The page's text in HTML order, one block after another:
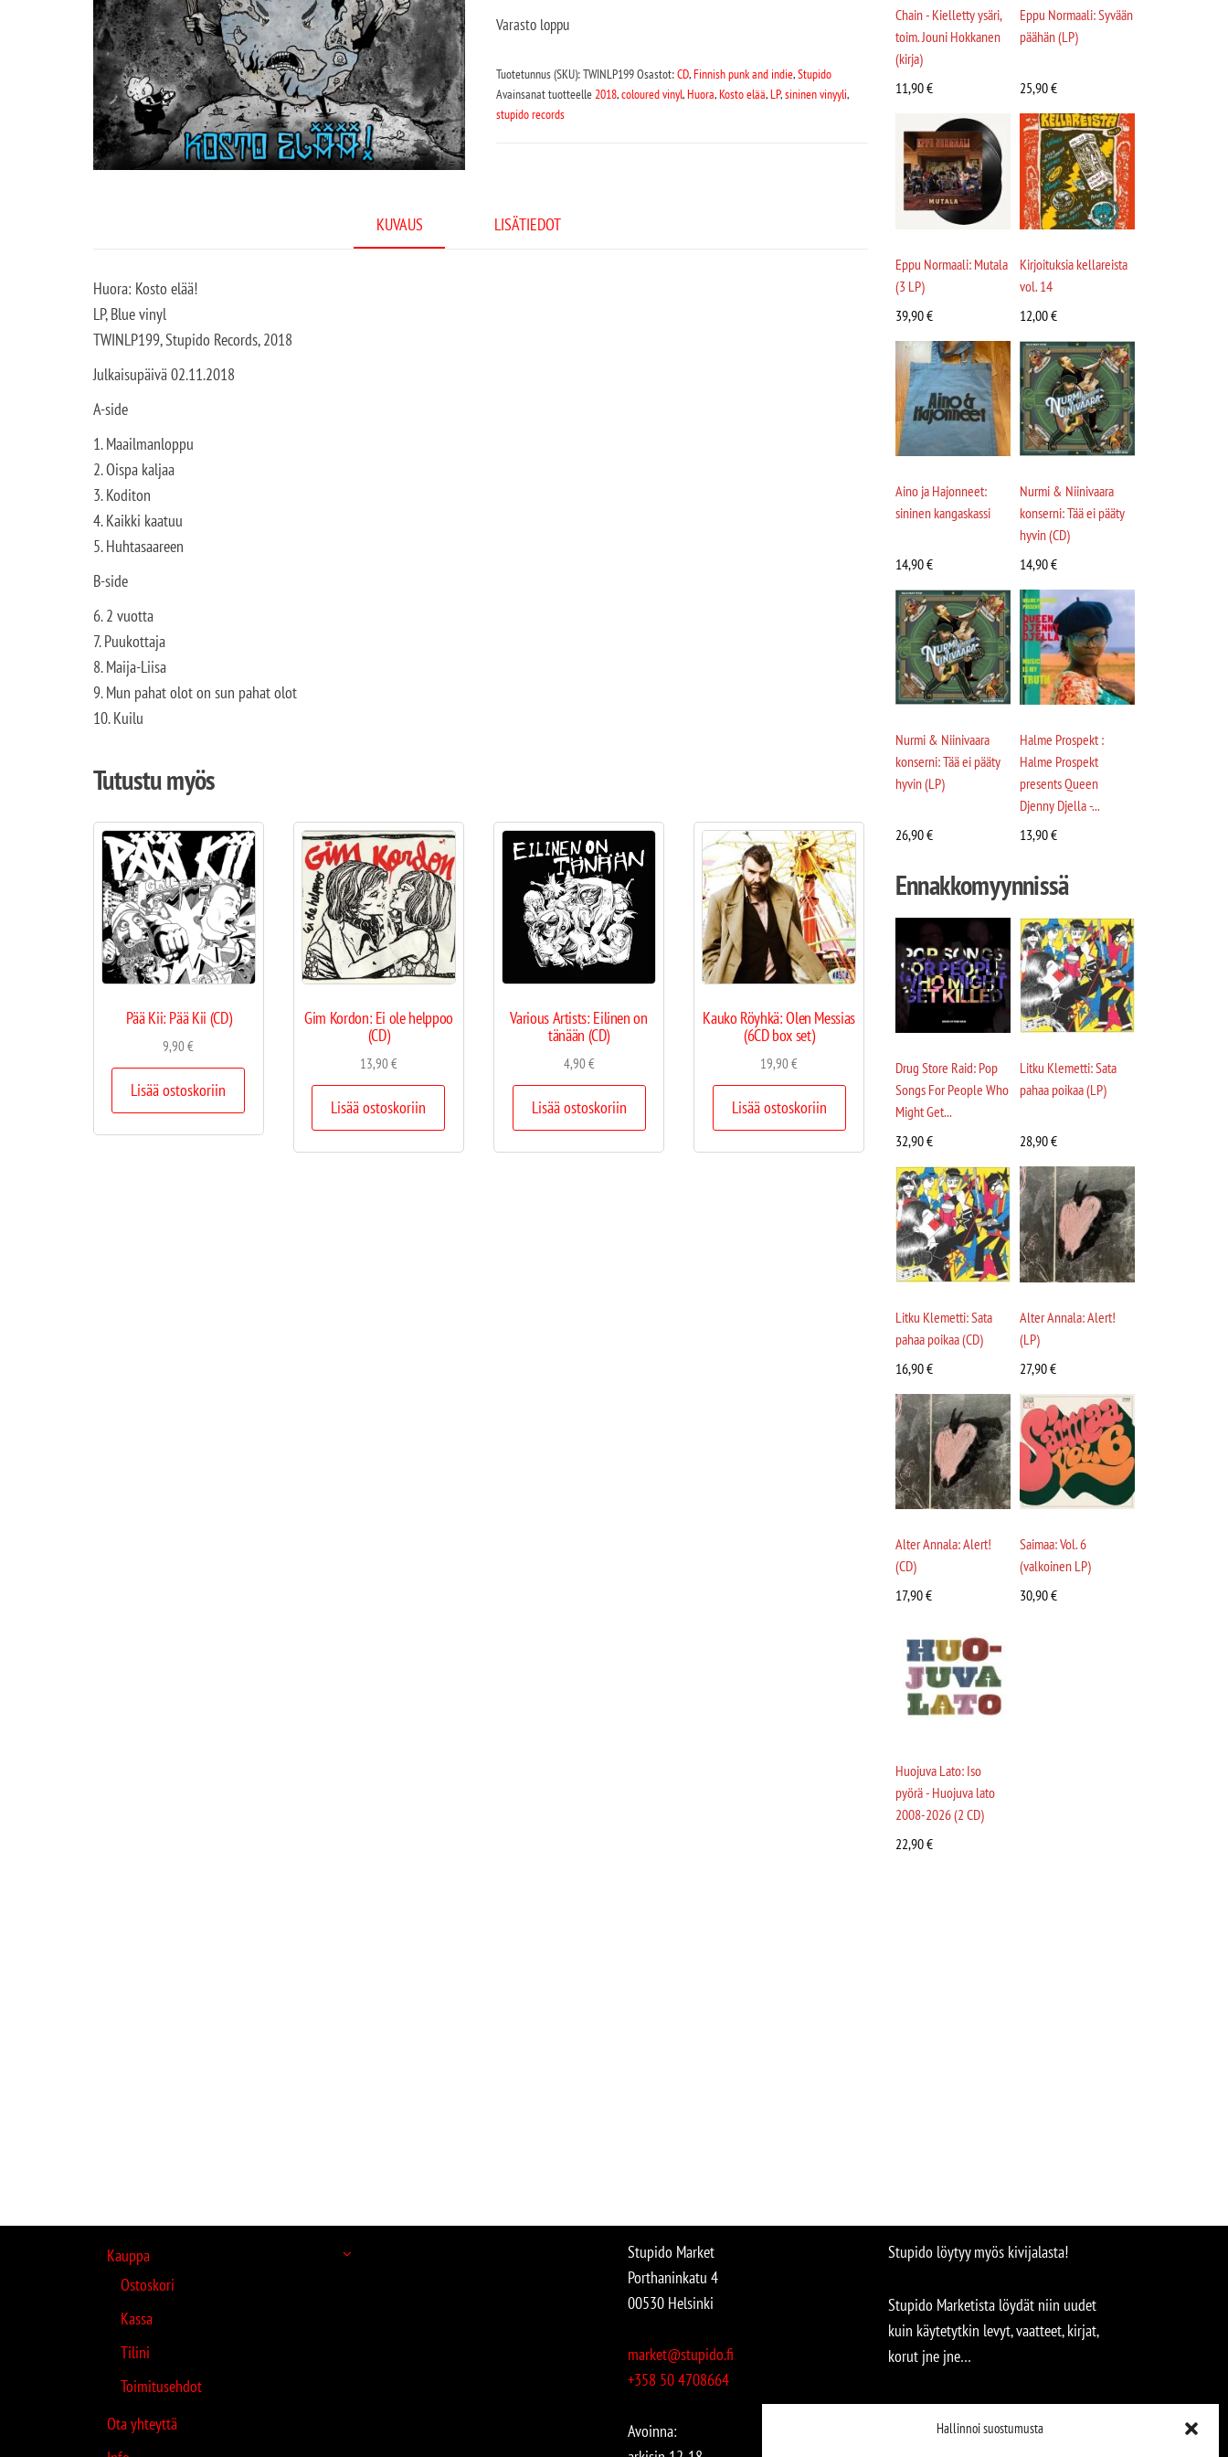
Hallinnoi suostumusta
Varasto loppu
Tuotetunnus (SKU):TWINLP199Osastot:CD,Finnish punk and indie,Stupido
Avainsanat tuotteelle2018,coloured vinyl,Huora,Kosto elää,LP,sininen vinyyli,
stupido records
KUVAUS LISÄTIEDOT
Huora: Kosto elää!
LP, Blue vinyl
TWINLP199, Stupido Records, 2018
Julkaisupäivä 02.11.2018
A-side
1. Maailmanloppu
2. Oispa kaljaa
3. Koditon
4. Kaikki kaatuu
5. Huhtasaareen
B-side
6. 2 vuotta
7. Puukottaja
8. Maija-Liisa
9. Mun pahat olot on sun pahat olot
10. Kuilu
Tutustu myös
Pää Kii: Pää Kii (CD)
9,90€
Lisää ostoskoriin
Gim Kordon: Ei ole helppoo
(CD)
13,90€
Lisää ostoskoriin
Various Artists: Eilinen on
tänään (CD)
4,90€
Lisää ostoskoriin
Kauko Röyhkä: Olen Messias
(6CD box set)
19,90€
Lisää ostoskoriin
Chain - Kielletty ysäri,
toim. Jouni Hokkanen
(kirja)
11,90€
Eppu Normaali: Syvään
päähän (LP)
25,90€
Eppu Normaali: Mutala
(3 LP)
39,90€
Kirjoituksia kellareista
vol. 14
12,00€
Aino ja Hajonneet:
sininen kangaskassi
14,90€
Nurmi & Niinivaara
konserni: Tää ei pääty
hyvin (CD)
14,90€
Nurmi & Niinivaara
konserni: Tää ei pääty
hyvin (LP)
26,90€
Halme Prospekt :
Halme Prospekt
presents Queen
Djenny Djella -...
13,90€
Ennakkomyynnissä
Drug Store Raid: Pop
Songs For People Who
Might Get...
32,90€
Litku Klemetti: Sata
pahaa poikaa (LP)
28,90€
Litku Klemetti: Sata
pahaa poikaa (CD)
16,90€
Alter Annala: Alert!
(LP)
27,90€
Alter Annala: Alert!
(CD)
17,90€
Saimaa: Vol. 6
(valkoinen LP)
30,90€
Huojuva Lato: Iso
pyörä - Huojuva lato
2008-2026 (2 CD)
22,90€
Kauppa
Ostoskori
Kassa
Tilini
Toimitusehdot
Ota yhteyttä
Stupido Market
Porthaninkatu 4
00530 Helsinki
market@stupido.fi
+358 50 4708664
Avoinna:
Stupido löytyy myös kivijalasta!
Stupido Marketista löydät niin uudet
kuin käytetytkin levyt, vaatteet, kirjat,
korut jne jne…